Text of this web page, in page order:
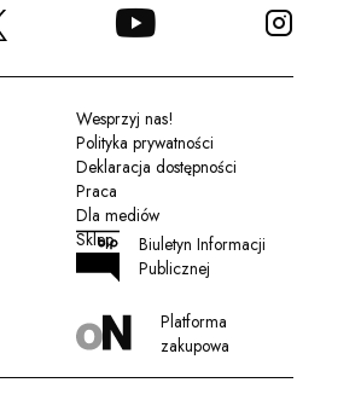
YOUTUBE
Wesprzyj nas!
Polityka prywatności
Deklaracja dostępności
Praca
Dla mediów
Sklep
Biuletyn Informacji
Publicznej
Platforma
zakupowa